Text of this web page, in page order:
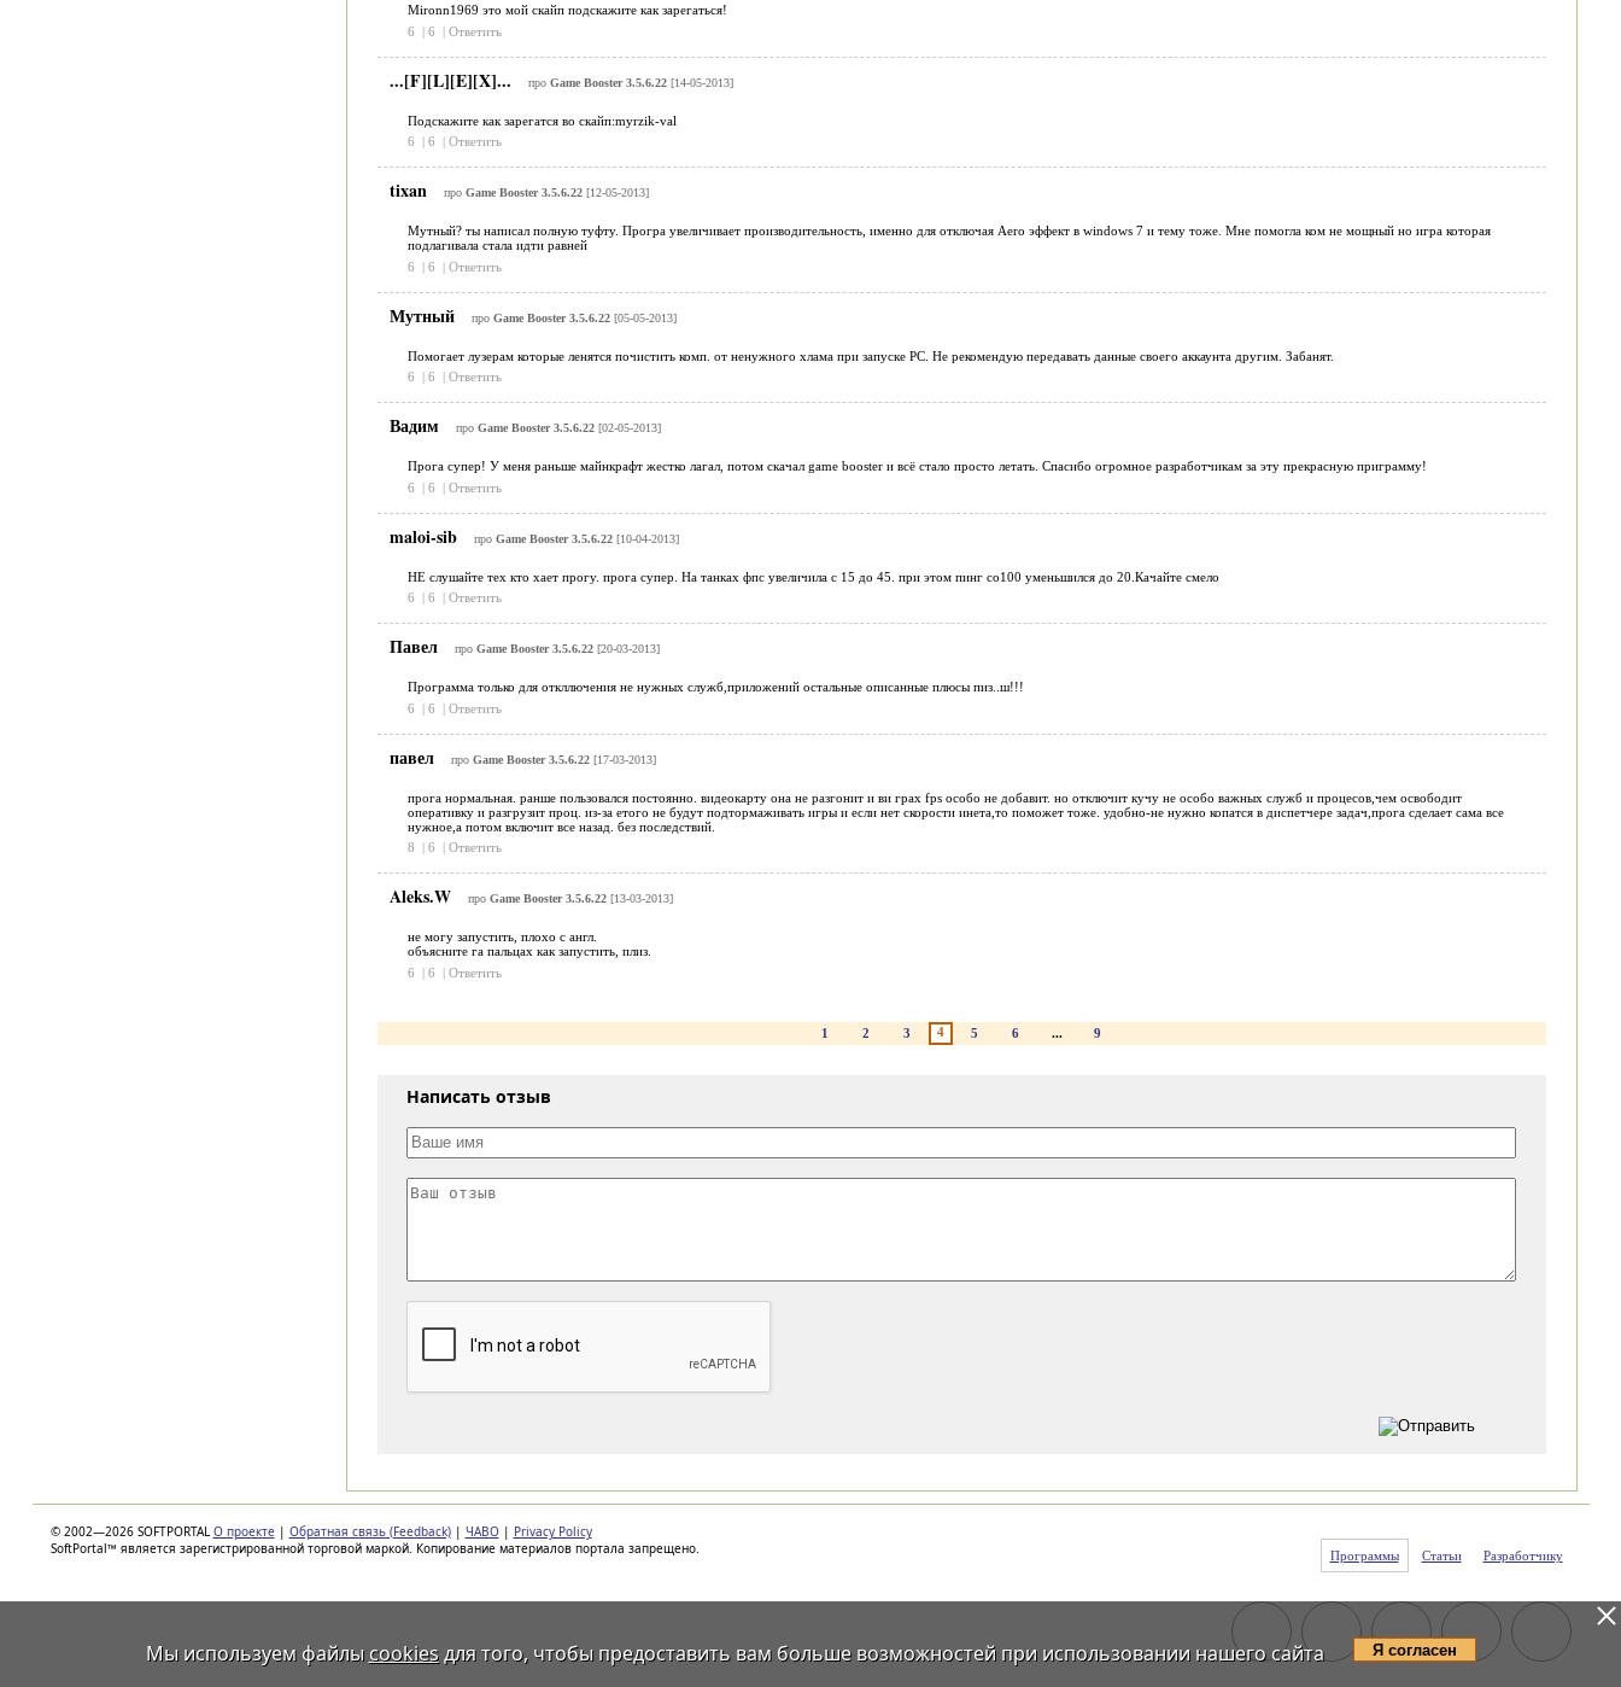
Mironn1969 это мой скайп подскажите как зарегаться!
6
| 6 | Ответить
...[F][L][E][X]... про Game Booster 3.5.6.22[14-05-2013]
Подскажите как зарегатся во скайп:myrzik-val
6
| 6 | Ответить
tixan про Game Booster 3.5.6.22[12-05-2013]
Мутный? ты написал полную туфту. Програ увеличивает производительность, именно для отключая Aero эффект в windows 7 и тему тоже. Мне помогла ком не мощный но игра которая
подлагивала стала идти равней
6
| 6 | Ответить
Мутный про Game Booster 3.5.6.22[05-05-2013]
Помогает лузерам которые ленятся почистить комп. от ненужного хлама при запуске PC. Не рекомендую передавать данные своего аккаунта другим. Забанят.
6
| 6 | Ответить
Вадим про Game Booster 3.5.6.22[02-05-2013]
Прога супер! У меня раньше майнкрафт жестко лагал, потом скачал game booster и всё стало просто летать. Спасибо огромное разработчикам за эту прекрасную приграмму!
6
| 6 | Ответить
maloi-sib про Game Booster 3.5.6.22[10-04-2013]
НЕ слушайте тех кто хает прогу. прога супер. На танках фпс увеличила с 15 до 45. при этом пинг со100 уменьшился до 20.Качайте смело
6
| 6 | Ответить
Павел про Game Booster 3.5.6.22[20-03-2013]
Программа только для откллючения не нужных служб,приложений остальные описанные плюсы пиз..ш!!!
6
| 6 | Ответить
павел про Game Booster 3.5.6.22[17-03-2013]
прога нормальная. ранше пользовался постоянно. видеокарту она не разгонит и ви грах fps особо не добавит. но отключит кучу не особо важных служб и процесов,чем освободит
оперативку и разгрузит проц. из-за етого не будут подтормаживать игры и если нет скорости инета,то поможет тоже. удобно-не нужно копатся в диспетчере задач,прога сделает сама все
нужное,а потом включит все назад. без последствий.
8
| 6 | Ответить
Aleks.W про Game Booster 3.5.6.22[13-03-2013]
не могу запустить, плохо с англ.
объясните га пальцах как запустить, плиз.
6
| 6 | Ответить
1 2 3 4 5 6 ... 9
Написать отзыв
© 2002—2026 SOFTPORTAL О проекте | Обратная связь (Feedback) | ЧАВО | Privacy Policy
SoftPortal™ является зарегистрированной торговой маркой. Копирование материалов портала запрещено.
Программы Статьи Разработчику
Мы используем файлы cookiesдля того, чтобы предоставить вам больше возможностей при использовании нашего сайта